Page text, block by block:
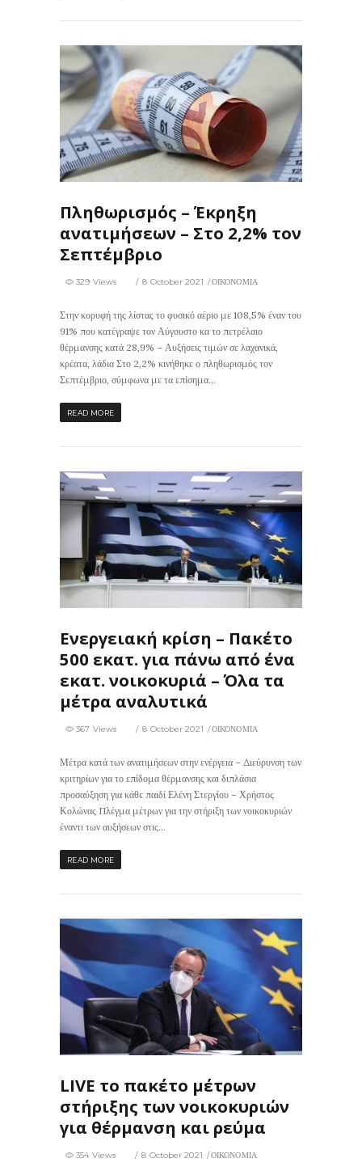
Πληθωρισμός – Έκρηξη
ανατιμήσεων – Στο 2,2% τον
Σεπτέμβριο
8 October 2021 ΟΙΚΟΝΟΜΙΑ
329 Views
Στην κορυφή της λίστας το φυσικό αέριο με 108,5% έναν του
91% που κατέγραψε τον Αύγουστο κα το πετρέλαιο
θέρμανσης κατά 28,9% – Αυξήσεις τιμών σε λαχανικά,
κρέατα, λάδια Στο 2,2% κινήθηκε ο πληθωρισμός τον
Σεπτέμβριο, σύμφωνα με τα επίσημα...
READ MORE
Eνεργειακή κρίση – Πακέτο
500 εκατ. για πάνω από ένα
εκατ. νοικοκυριά – Όλα τα
μέτρα αναλυτικά
8 October 2021 ΟΙΚΟΝΟΜΙΑ
367 Views
Μέτρα κατά των ανατιμήσεων στην ενέργεια – Διεύρυνση των
κριτηρίων για το επίδομα θέρμανσης και διπλάσια
προσαύξηση για κάθε παιδί Ελένη Στεργίου – Χρήστος
Κολώνας Πλέγμα μέτρων για την στήριξη των νοικοκυριών
έναντι των αυξήσεων στις...
READ MORE
LIVE το πακέτο μέτρων
στήριξης των νοικοκυριών
για θέρμανση και ρεύμα
8 October 2021 ΟΙΚΟΝΟΜΙΑ
354 Views